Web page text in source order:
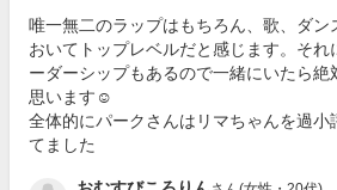
唯一無二のラップはもちろん、歌、ダン
おいてトップレベルだと感じます。それ
ーダーシップもあるので一緒にいたら絶
思います☺︎
全体的にパークさんはリマちゃんを過小
てました